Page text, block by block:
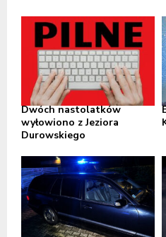
Dwóch nastolatków
wyłowiono z Jeziora
Durowskiego